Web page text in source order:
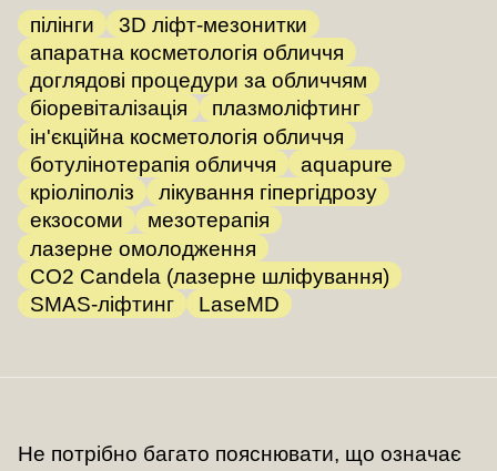
пілінги
3D ліфт-мезонитки
апаратна косметологія обличчя
доглядові процедури за обличчям
біоревіталізація
плазмоліфтинг
ін'єкційна косметологія обличчя
ботулінотерапія обличчя
aquapure
кріоліполіз
лікування гіпергідрозу
екзосоми
мезотерапія
лазерне омолодження
CO2 Candela (лазерне шліфування)
SMAS-ліфтинг
LaseMD
Не потрібно багато пояснювати, що означає